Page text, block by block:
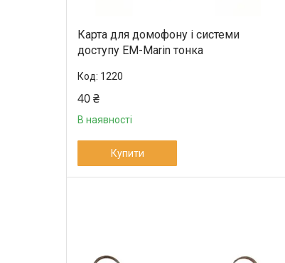
Карта для домофону і системи
доступу EM-Marin тонка
1220
40 ₴
В наявності
Купити